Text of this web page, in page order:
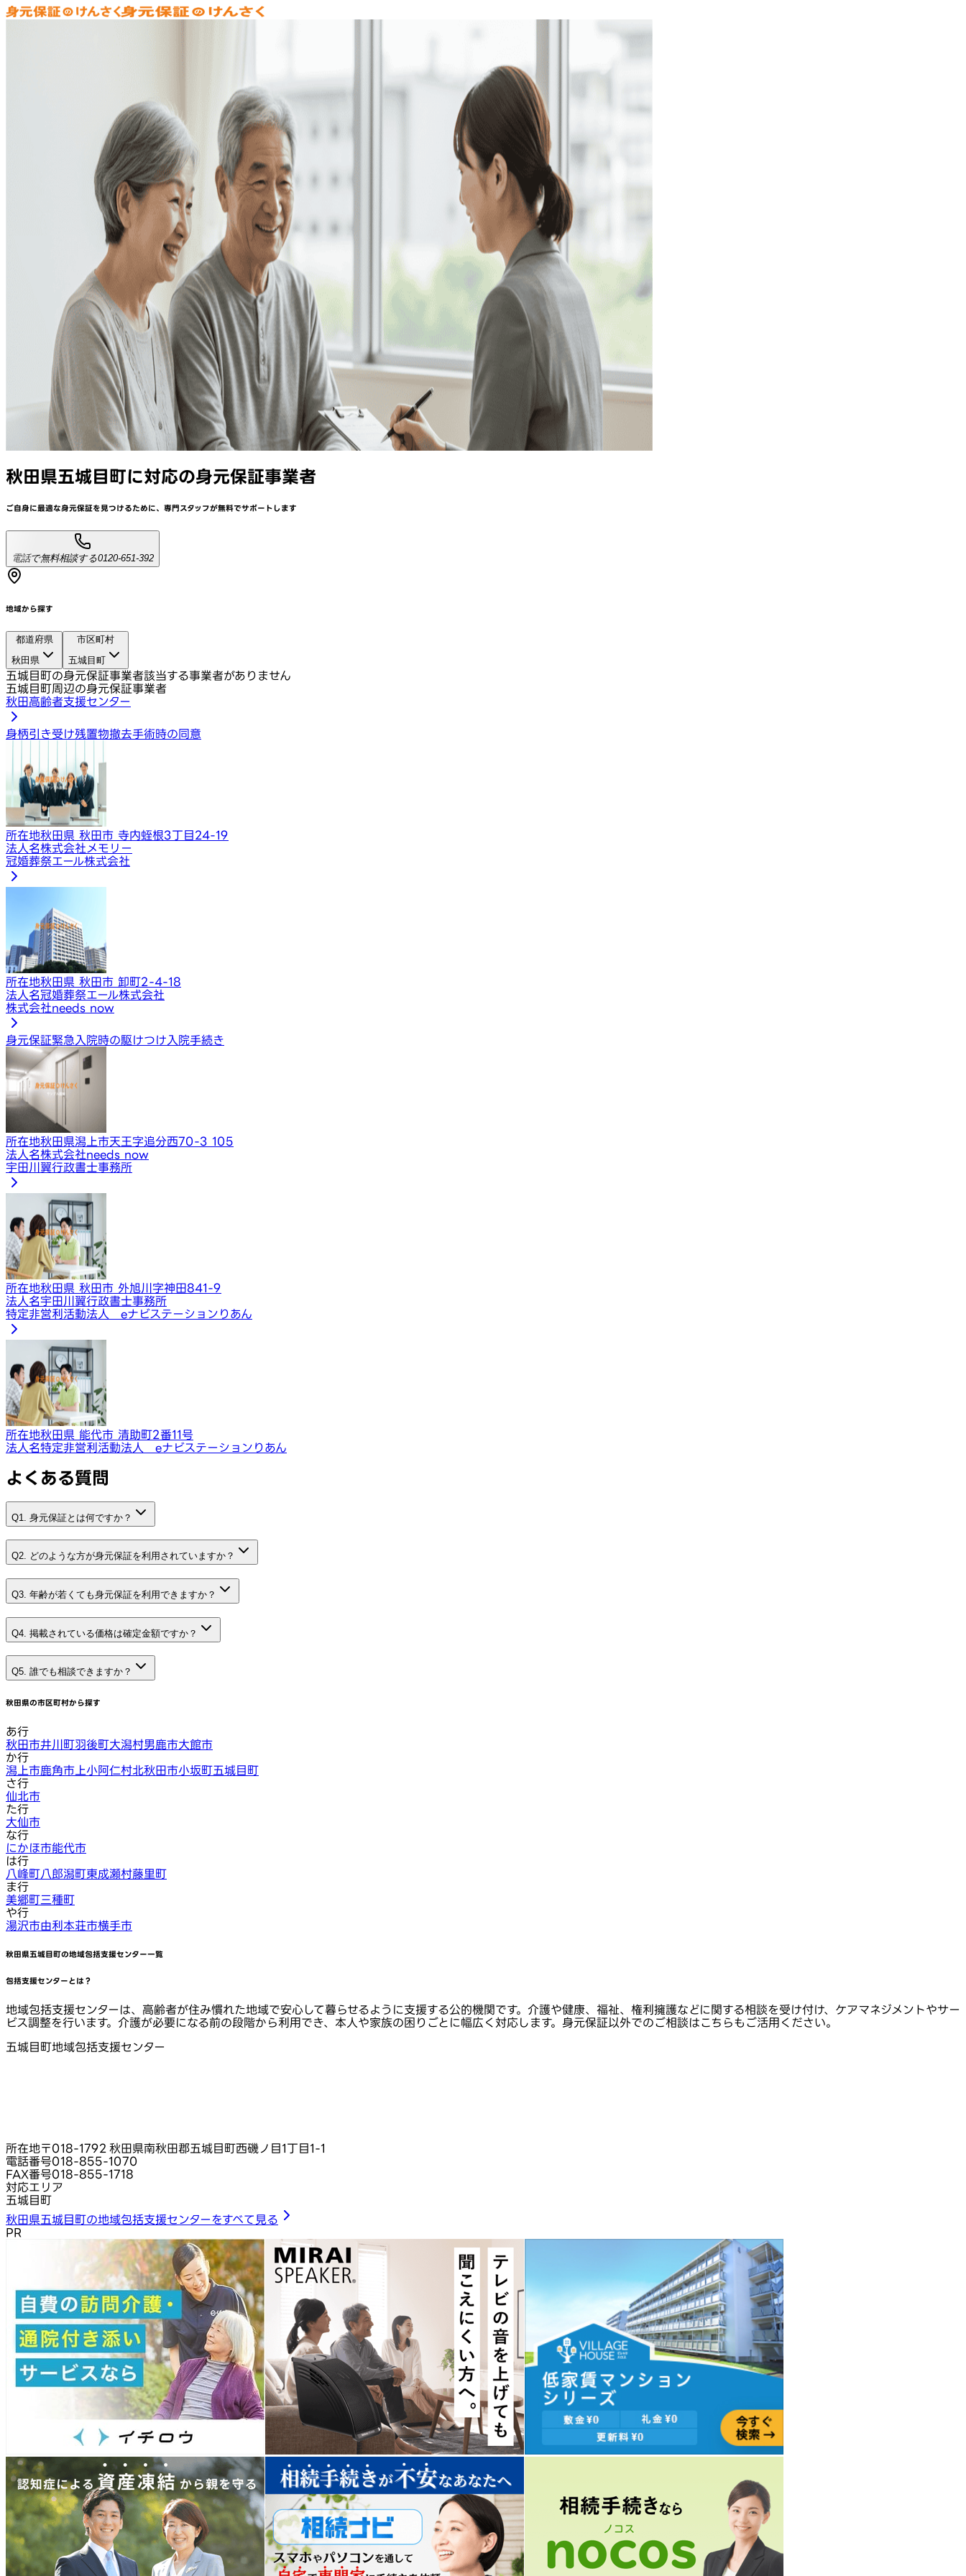
秋田県五城目町に対応の身元保証事業者
ご自身に最適な身元保証を見つけるために、 専門スタッフが無料でサポートします
電話で無料相談する0120-651-392
地域から探す
都道府県
秋田県
市区町村
五城目町
五城目町の身元保証事業者該当する事業者がありません
五城目町周辺の身元保証事業者
秋田高齢者支援センター
身柄引き受け残置物撤去手術時の同意
所在地秋田県 秋田市 寺内蛭根3丁目24-19
法人名株式会社メモリー
冠婚葬祭エール株式会社
所在地秋田県 秋田市 卸町2-4-18
法人名冠婚葬祭エール株式会社
株式会社needs now
身元保証緊急入院時の駆けつけ 入院手続き
所在地秋田県潟上市天王字追分西70-3 105
法人名株式会社needs now
宇田川翼行政書士事務所
所在地秋田県 秋田市 外旭川字神田841-9
法人名宇田川翼行政書士事務所
特定非営利活動法人 eナビステーションりあん
所在地秋田県 能代市 清助町2番11号
法人名特定非営利活動法人 eナビステーションりあん
よくある質問
Q1. 身元保証とは何ですか？
Q2. どのような方が身元保証を利用されていますか？
Q3. 年齢が若くても身元保証を利用できますか？
Q4. 掲載されている価格は確定金額ですか？
Q5. 誰でも相談できますか？
秋田県の市区町村から探す
あ行
秋田市井川町羽後町大潟村男鹿市大館市
か行
潟上市鹿角市 上小阿仁村北秋田市小坂町五城目町
さ行
仙北市
た行
大仙市
な行
にかほ市能代市
は行
八峰町八郎潟町東成瀬村藤里町
ま行
美郷町三種町
や行
湯沢市由利本荘市横手市
秋田県五城目町の地域包括支援センター一覧
包括支援センターとは？
地域包括支援センターは、高齢者が住み慣れた地域で安心して暮らせるように支援する公的機関です。介護や健康、福祉、権利擁護などに関する相談を受け付け、ケアマネジメントやサー
ビス調整を行います。介護が必要になる前の段階から利用でき、本人や家族の困りごとに幅広く対応します。身元保証以外でのご相談はこちらもご活用ください。
五城目町地域包括支援センター
所在地〒018-1792 秋田県南秋田郡五城目町西磯ノ目1丁目1‑1
電話番号018-855-1070
FAX番号018-855-1718
対応エリア
五城目町
秋田県五城目町の地域包括支援センターをすべて見る
PR